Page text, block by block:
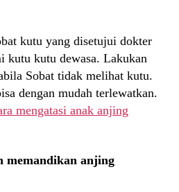
kutu yang disetujui dokter
kutu kutu dewasa. Lakukan
Sobat tidak melihat kutu.
dengan mudah terlewatkan.
mengatasi anak anjing
memandikan anjing